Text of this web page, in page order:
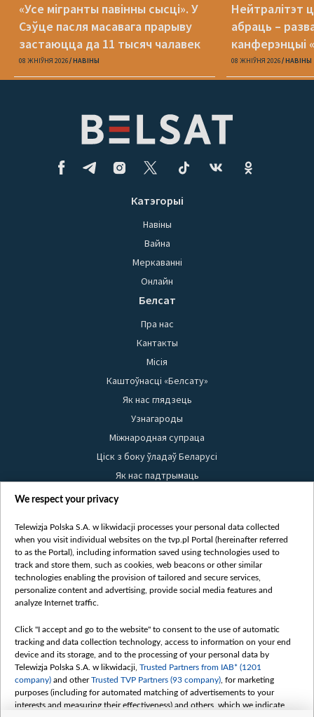
«Усе мігранты павінны сысці». У
Сэўце пасля масавага прарыву
застаюцца да 11 тысяч чалавек
08 ЖНІЎНЯ 2026 НАВІНЫ
Нейтралітэт
абраць –
канферэнцыі
08 ЖНІЎНЯ 2026 НАВІНЫ
Катэгорыі
Навіны
Вайна
Меркаванні
Онлайн
Белсат
Пра нас
Кантакты
Місія
Каштоўнасці «Белсату»
Як нас глядзець
Узнагароды
Міжнародная супраца
Ціск з боку ўладаў Беларусі
Як нас падтрымаць
Правілы выкарыстання матэрыялаў
Бяспека
Youtube
Белсат news
Белсат Shorts
Жэстачайшы мульт
Belsat English
Biełsat PL
Белсат Now
Белсат History
We respect your privacy
Telewizja Polska S.A. w likwidacji processes your personal data collected
when you visit individual websites on the tvp.pl Portal (hereinafter referred
to as the Portal), including information saved using technologies used to
track and store them, such as cookies, web beacons or other similar
technologies enabling the provision of tailored and secure services,
personalize content and advertising, provide social media features and
analyze Internet traffic.
Click "I accept and go to the website" to consent to the use of automatic
tracking and data collection technology, access to information on your end
device and its storage, and to the processing of your personal data by
Telewizja Polska S.A. w likwidacji, Trusted Partners from IAB* (1201
company) and otherTrusted TVP Partners (93 company) , for marketing
purposes (including for automated matching of advertisements to your
interests and measuring their effectiveness) and others, which we indicate